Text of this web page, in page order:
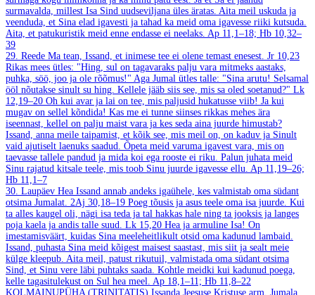
surmavalda, millest Isa Sind uudseviljana üles äratas. Aita meil uskuda ja
veenduda, et Sina elad igavesti ja tahad ka meid oma igavesse riiki kutsuda.
Aita, et patukuristik meid enne endasse ei neelaks. Ap 11,1–18; Hb 10,32–
39
29. Reede Ma tean, Issand, et inimese tee ei olene temast enesest. Jr 10,23
Rikas mees ütles: "Hing, sul on tagavaraks palju vara mitmeks aastaks,
puhka, söö, joo ja ole rõõmus!" Aga Jumal ütles talle: "Sina arutu! Selsamal
ööl nõutakse sinult su hing. Kellele jääb siis see, mis sa oled soetanud?" Lk
12,19–20 Oh kui avar ja lai on tee, mis paljusid hukatusse viib! Ja kui
mugav on sellel kõndida! Kas me ei tunne siinses rikkas mehes ära
iseennast, kellel on palju maist vara ja kes seda aina juurde himustab?
Issand, anna meile taipamist, et kõik see, mis meil on, on kaduv ja Sinult
vaid ajutiselt laenuks saadud. Õpeta meid varuma igavest vara, mis on
taevasse tallele pandud ja mida koi ega rooste ei riku. Palun juhata meid
Sinu rajatud kitsale teele, mis toob Sinu juurde igavesse ellu. Ap 11,19–26;
Hb 11,1–7
30. Laupäev Hea Issand annab andeks igaühele, kes valmistab oma südant
otsima Jumalat. 2Aj 30,18–19 Poeg tõusis ja asus teele oma isa juurde. Kui
ta alles kaugel oli, nägi isa teda ja tal hakkas hale ning ta jooksis ja langes
poja kaela ja andis talle suud. Lk 15,20 Hea ja armuline Isa! On
imestamisväärt, kuidas Sina meeleheitlikult otsid oma kadunud lambaid.
Issand, puhasta Sina meid kõigest maisest saastast, mis siit ja sealt meie
külge kleepub. Aita meil, patust rikutuil, valmistada oma südant otsima
Sind, et Sinu vere läbi puhtaks saada. Kohtle meidki kui kadunud poega,
kelle tagasitulekust on Sul hea meel. Ap 18,1–11; Hb 11,8–22
KOLMAINUPÜHA (TRINITATIS) Issanda Jeesuse Kristuse arm, Jumala